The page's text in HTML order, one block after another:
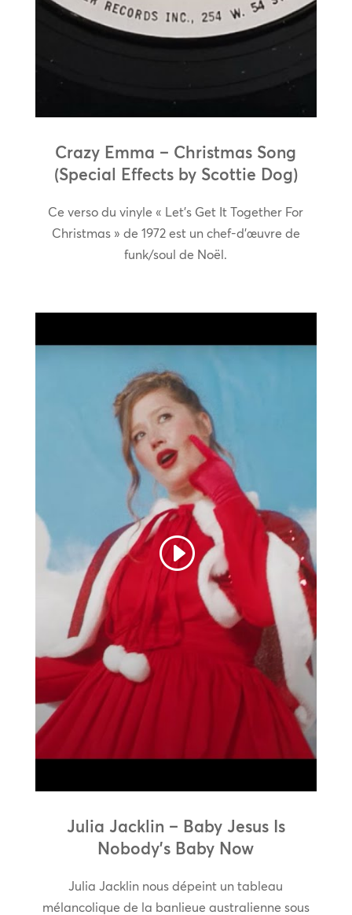
Crazy Emma – Christmas Song
(Special Effects by Scottie Dog)
Ce verso du vinyle « Let’s Get It Together For
Christmas » de 1972 est un chef-d’œuvre de
funk/soul de Noël.
Julia Jacklin – Baby Jesus Is
Nobody’s Baby Now
Julia Jacklin nous dépeint un tableau
mélancolique de la banlieue australienne sous